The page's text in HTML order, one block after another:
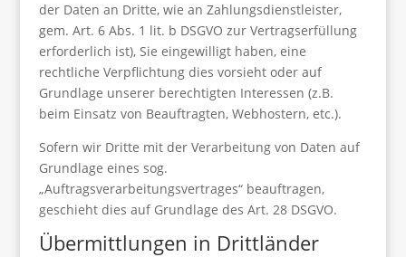
der Daten an Dritte, wie an Zahlungsdienstleister,
gem. Art. 6 Abs. 1 lit. b DSGVO zur Vertragserfüllung
erforderlich ist), Sie eingewilligt haben, eine
rechtliche Verpflichtung dies vorsieht oder auf
Grundlage unserer berechtigten Interessen (z.B.
beim Einsatz von Beauftragten, Webhostern, etc.).
Sofern wir Dritte mit der Verarbeitung von Daten auf
Grundlage eines sog.
„Auftragsverarbeitungsvertrages“ beauftragen,
geschieht dies auf Grundlage des Art. 28 DSGVO.
Übermittlungen in Drittländer